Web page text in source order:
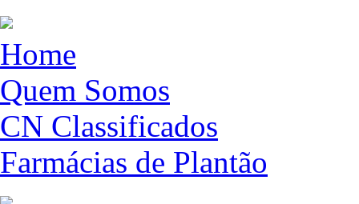
Home
Quem Somos
CN Classificados
Farmácias de Plantão